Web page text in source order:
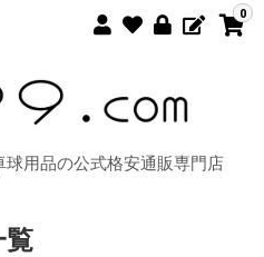
0
球用品の公式格安通販専門店
覧